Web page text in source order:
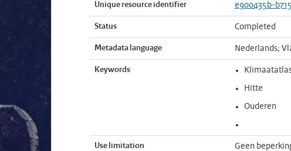
Unique resource identifier e900435b-
Status Completed
Metadata language Nederlands;
Keywords
Hitte
Ouderen
Use limitation Geen